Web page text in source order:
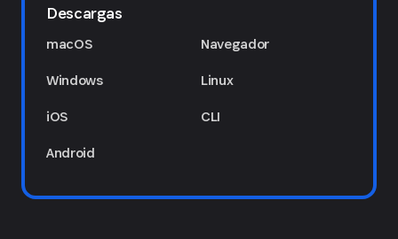
Descargas
macOS
Windows
iOS
Android
Navegador
Linux
CLI